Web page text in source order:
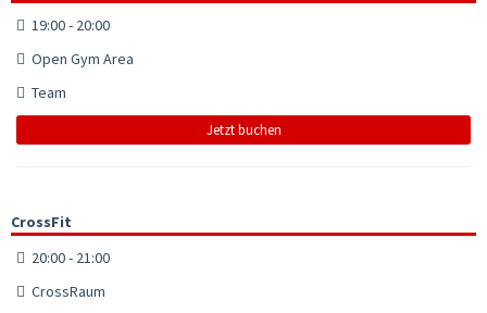
19:00 - 20:00
Open Gym Area
Team
Jetzt buchen
CrossFit
20:00 - 21:00
CrossRaum